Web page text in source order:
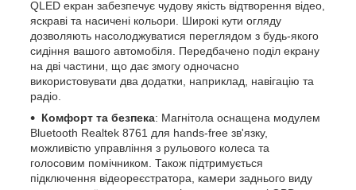
QLED екран забезпечує чудову якість відтворення відео,
яскраві та насичені кольори. Широкі кути огляду
дозволяють насолоджуватися переглядом з будь-якого
сидіння вашого автомобіля. Передбачено поділ екрану
на дві частини, що дає змогу одночасно
використовувати два додатки, наприклад, навігацію та
радіо.
Комфорт та безпека: Магнітола оснащена модулем
Bluetooth Realtek 8761 для hands-free зв'язку,
можливістю управління з рульового колеса та
голосовим помічником. Також підтримується
підключення відеореєстратора, камери заднього виду